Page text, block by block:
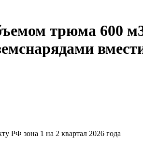
трюма 600
РФ зона 1 на 2 квартал 2026 года